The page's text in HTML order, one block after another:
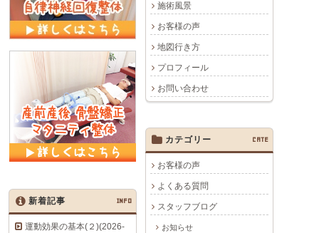
施術風景
お客様の声
地図行き方
プロフィール
お問い合わせ
カテゴリー CATE
お客様の声
よくある質問
スタッフブログ
お知らせ
新着記事 INFO
運動効果の基本(２)(2026-